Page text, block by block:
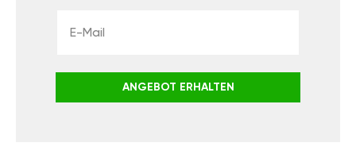
ANGEBOT ERHALTEN